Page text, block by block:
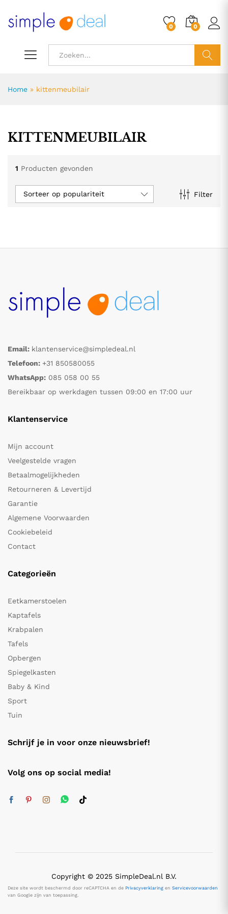
0 0
Home » kittenmeubilair
KITTENMEUBILAIR
1 Producten gevonden
Filter
Sorteer op populariteit
Email: klantenservice@simpledeal.nl
Telefoon: +31 850580055
WhatsApp: 085 058 00 55
Bereikbaar op werkdagen tussen 09:00 en 17:00 uur
Klantenservice
Mijn account
Veelgestelde vragen
Betaalmogelijkheden
Retourneren & Levertijd
Garantie
Algemene Voorwaarden
Cookiebeleid
Contact
Categorieën
Eetkamerstoelen
Kaptafels
Krabpalen
Tafels
Opbergen
Spiegelkasten
Baby & Kind
Sport
Tuin
Schrijf je in voor onze nieuwsbrief!
Volg ons op social media!
Copyright © 2025 SimpleDeal.nl B.V.
Deze site wordt beschermd door reCAPTCHA en de Privacyverklaring en Servicevoorwaarden
van Google zijn van toepassing.